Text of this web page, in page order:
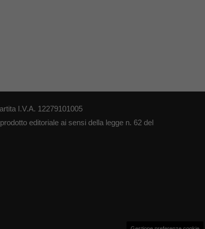
I.V.A. 12279101005
editoriale ai sensi della legge n. 62 del